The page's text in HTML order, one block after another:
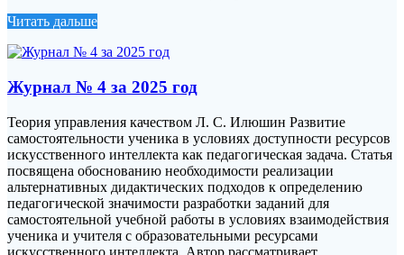
Читать дальше
Журнал № 4 за 2025 год
Теория управления качеством Л. С. Илюшин Развитие
самостоятельности ученика в условиях доступности ресурсов
искусственного интеллекта как педагогическая задача. Статья
посвящена обоснованию необходимости реализации
альтернативных дидактических подходов к определению
педагогической значимости разработки заданий для
самостоятельной учебной работы в условиях взаимодействия
ученика и учителя с образовательными ресурсами
искусственного интеллекта. Автор рассматривает